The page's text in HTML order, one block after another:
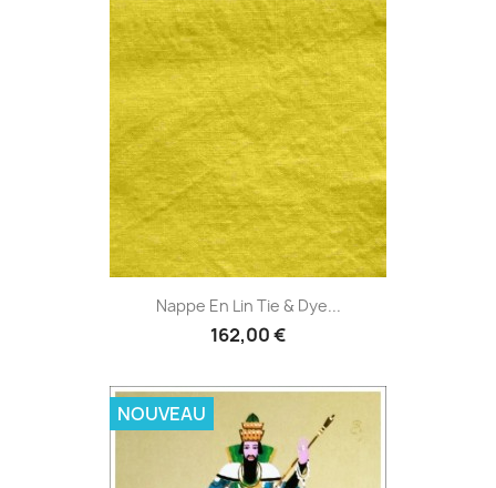
Nappe En Lin Tie & Dye...
162,00 €
NOUVEAU